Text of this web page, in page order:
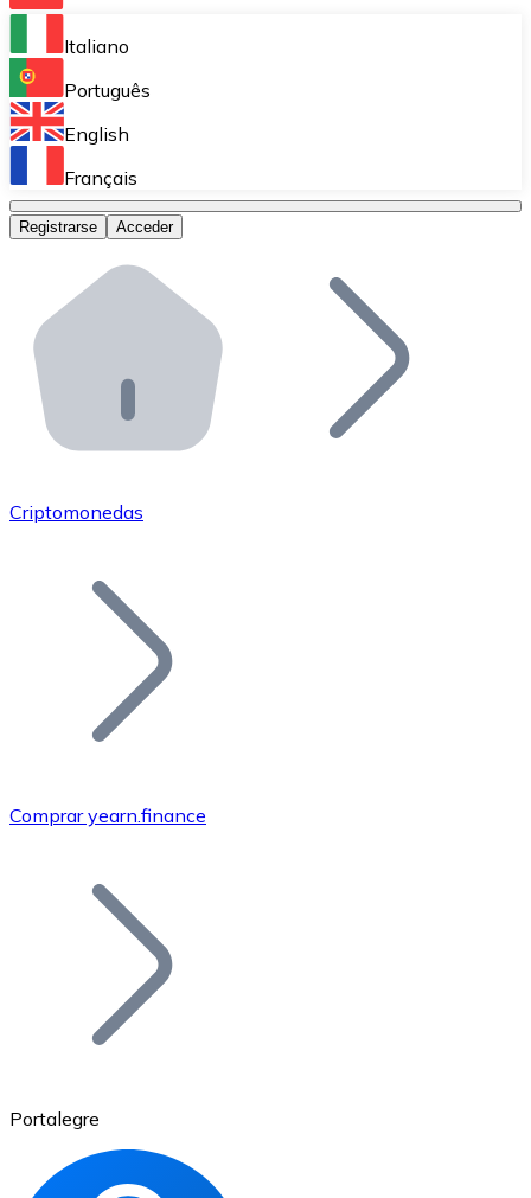
Bitnovo Ramp
Integra nuestra solución en tu plataforma.
Bitnovo Giftcards
Bitnovo OTC
Bitnovo ATM
Integra un ATM Bitnovo en tu negocio y permite que
Bitnovo API
Integra nuestra API en tu ecosistema.
Únete a nuestra red de distribuidores.
Añade tu proyecto a nuestro ecosistema.
Bitcoin
Italiano
Português
English
Français
Registrarse Acceder
Criptomonedas
Comprar yearn.finance
Portalegre